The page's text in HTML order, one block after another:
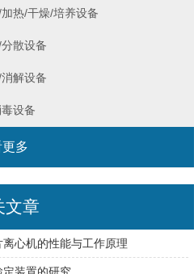
热/干燥/培养设备
散设备
解设备
设备
多
文章
离心机的性能与工作原理